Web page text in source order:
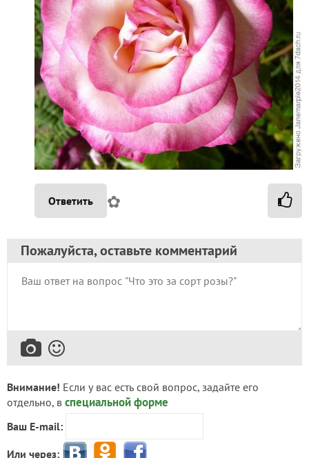
Ответить ✿
Пожалуйста, оставьте комментарий
Внимание! Если у вас есть свой вопрос, задайте его
отдельно, в специальной форме
Ваш E-mail:
Или через: